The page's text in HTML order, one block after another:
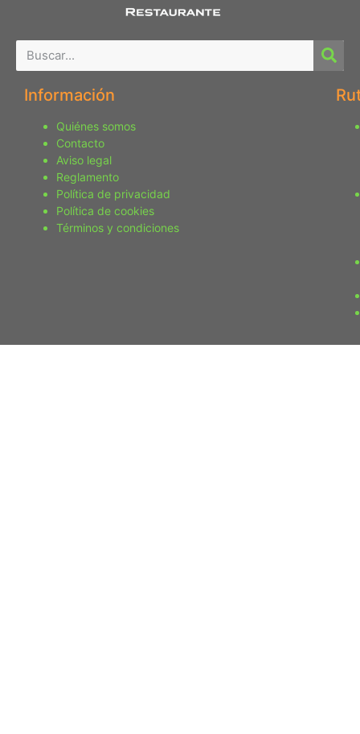
Información
Quiénes somos
Contacto
Aviso legal
Reglamento
Política de privacidad
Política de cookies
Términos y condiciones